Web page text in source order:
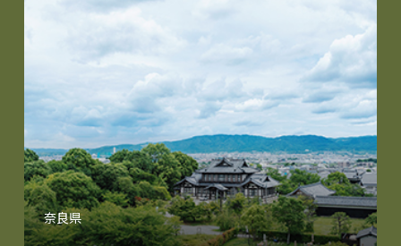
奈良県